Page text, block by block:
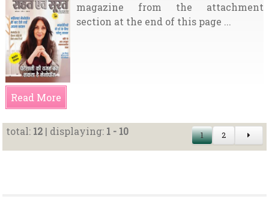
magazine from the attachment
section at the end of this page ...
Read More
1 2
total: 12 | displaying: 1 - 10